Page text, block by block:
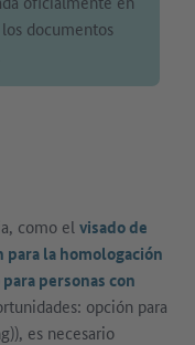
documentos
como el visado de
para la homologación
personas con
opción para
es necesario